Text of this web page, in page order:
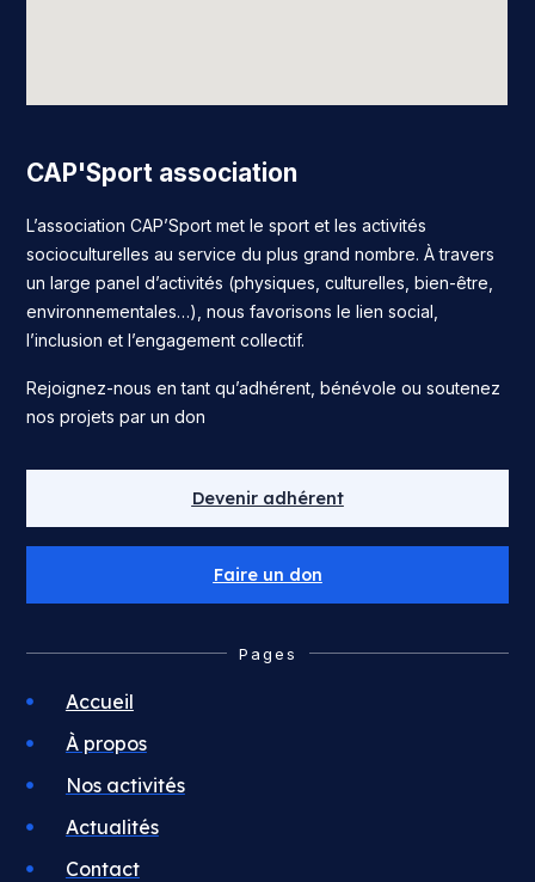
CAP'Sport association
L’association CAP’Sport met le sport et les activités
socioculturelles au service du plus grand nombre. À travers
un large panel d’activités (physiques, culturelles, bien-être,
environnementales…), nous favorisons le lien social,
l’inclusion et l’engagement collectif.
Rejoignez-nous en tant qu’adhérent, bénévole ou soutenez
nos projets par un don
Devenir adhérent
Faire un don
Pages
Accueil
À propos
Nos activités
Actualités
Contact